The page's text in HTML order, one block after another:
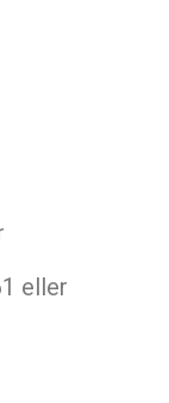
eller